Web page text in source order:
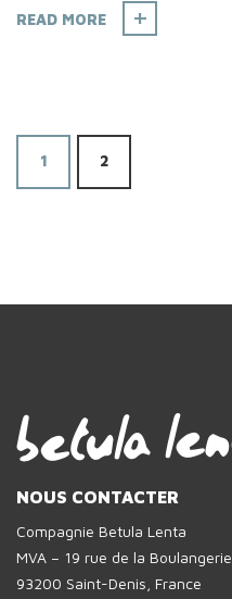
READ MORE
1 2
NOUS CONTACTER
Compagnie Betula Lenta
MVA – 19 rue de la Boulangerie
93200 Saint-Denis, France